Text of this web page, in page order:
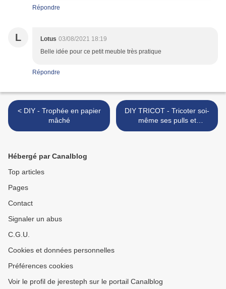
Répondre
L Lotus 03/08/2021 18:19
Belle idée pour ce petit meuble très pratique
Répondre
< DIY - Trophée en papier
mâché
DIY TRICOT - Tricoter soi-
même ses pulls et
accessoires >
Hébergé par Canalblog
Top articles
Pages
Contact
Signaler un abus
C.G.U.
Cookies et données personnelles
Préférences cookies
Voir le profil de jeresteph sur le portail Canalblog